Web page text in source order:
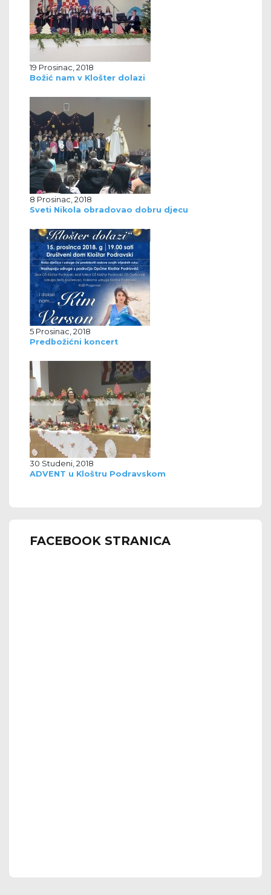
19 Prosinac, 2018
Božić nam v Klošter dolazi
8 Prosinac, 2018
Sveti Nikola obradovao dobru djecu
5 Prosinac, 2018
Predbožićni koncert
30 Studeni, 2018
ADVENT u Kloštru Podravskom
FACEBOOK STRANICA